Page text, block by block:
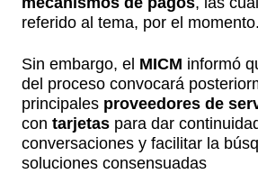
referido al tema, por el momento.
Sin embargo, el MICM informó
del proceso convocará
principales proveedores de
con tarjetas para dar
conversaciones y facilitar la
soluciones consensuadas